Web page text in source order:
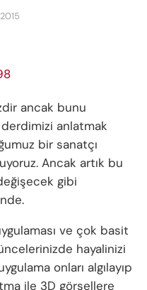
ancak bunu
anlatmak
bir sanatçı
Ancak artık bu
gibi
ve çok basit
hayalinizi
onları algılayıp
ile 3D görsellere